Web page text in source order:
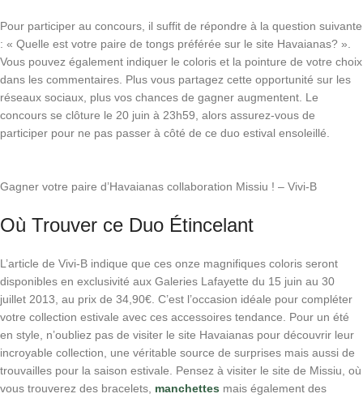
Pour participer au concours, il suffit de répondre à la question suivante
: « Quelle est votre paire de tongs préférée sur le site Havaianas? ».
Vous pouvez également indiquer le coloris et la pointure de votre choix
dans les commentaires. Plus vous partagez cette opportunité sur les
réseaux sociaux, plus vos chances de gagner augmentent. Le
concours se clôture le 20 juin à 23h59, alors assurez-vous de
participer pour ne pas passer à côté de ce duo estival ensoleillé.
Gagner votre paire d’Havaianas collaboration Missiu ! – Vivi-B
Où Trouver ce Duo Étincelant
L’article de Vivi-B indique que ces onze magnifiques coloris seront
disponibles en exclusivité aux Galeries Lafayette du 15 juin au 30
juillet 2013, au prix de 34,90€. C’est l’occasion idéale pour compléter
votre collection estivale avec ces accessoires tendance. Pour un été
en style, n’oubliez pas de visiter le site Havaianas pour découvrir leur
incroyable collection, une véritable source de surprises mais aussi de
trouvailles pour la saison estivale. Pensez à visiter le site de Missiu, où
vous trouverez des bracelets, manchettes mais également des